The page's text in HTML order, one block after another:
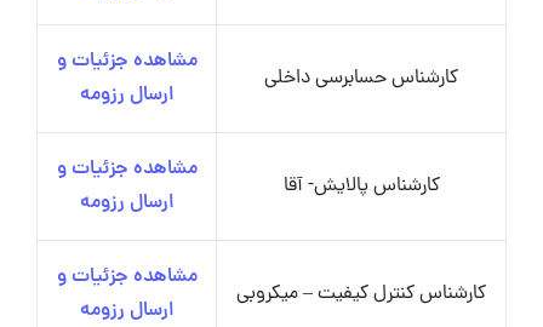
کارشناس حسابرسی داخلی
مشاهده جزئیات و
ارسال رزومه
کارشناس پالایش- آقا
مشاهده جزئیات و
ارسال رزومه
کارشناس کنترل کیفیت – میکروبی
مشاهده جزئیات و
ارسال رزومه